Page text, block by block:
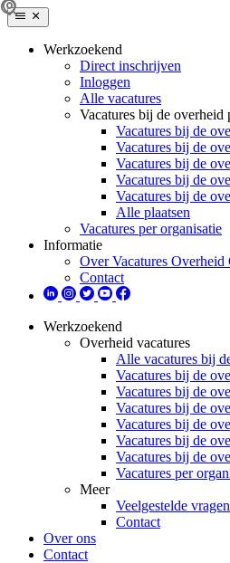
Werkzoekend
Direct inschrijven
Inloggen
Alle vacatures
Vacatures bij de overheid
Vacatures bij de
Vacatures bij de
Vacatures bij de
Vacatures bij de
Vacatures bij de
Alle plaatsen
Vacatures per organisatie
Informatie
Over Vacatures Overheid
Contact
Werkzoekend
Overheid vacatures
Alle vacatures bij
Vacatures bij de
Vacatures bij de
Vacatures bij de
Vacatures bij de
Vacatures bij de
Vacatures bij de
Vacatures per
Meer
Veelgestelde vragen
Contact
Over ons
Contact